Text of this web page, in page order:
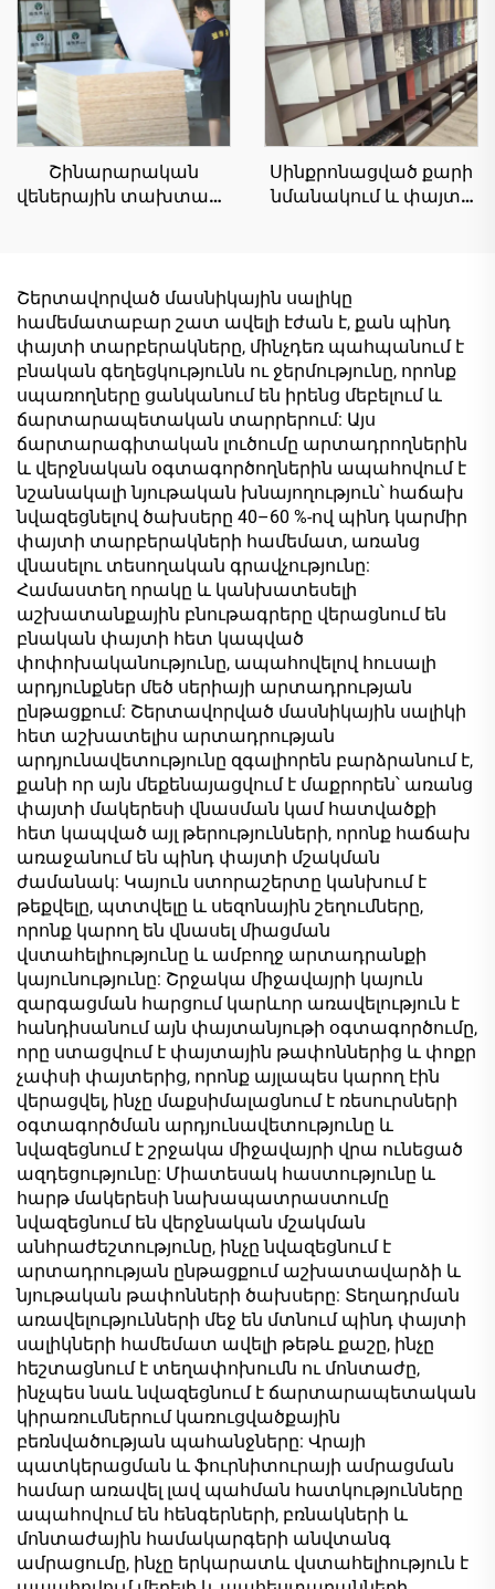
Շինարարական
վեներային տախտակի
սերդերային
մելամինային վեներ
սանդղաձև
մետաղական
կառուցվածքի համար
Սինքրոնացված քարի
նմանակում և փայտի
cauc վերջին մոդելի
թվային տպագրված
զարդանախշային
սալիկներ | Նույն գույնի
եզրաշերտեր |
Ներկման առանց լաքս
մեբելի սալիկների
հավաքածու
Շերտավորված մասնիկային սալիկը
համեմատաբար շատ ավելի էժան է, քան պինդ
փայտի տարբերակները, մինչդեռ պահպանում է
բնական գեղեցկությունն ու ջերմությունը, որոնք
սպառողները ցանկանում են իրենց մեբելում և
ճարտարապետական տարրերում: Այս
ճարտարագիտական լուծումը արտադրողներին
և վերջնական օգտագործողներին ապահովում է
նշանակալի նյութական խնայողություն՝ հաճախ
նվազեցնելով ծախսերը 40–60 %-ով պինդ կարմիր
փայտի տարբերակների համեմատ, առանց
վնասելու տեսողական գրավչությունը:
Համաստեղ որակը և կանխատեսելի
աշխատանքային բնութագրերը վերացնում են
բնական փայտի հետ կապված
փոփոխականությունը, ապահովելով հուսալի
արդյունքներ մեծ սերիայի արտադրության
ընթացքում: Շերտավորված մասնիկային սալիկի
հետ աշխատելիս արտադրության
արդյունավետությունը զգալիորեն բարձրանում է,
քանի որ այն մեքենայացվում է մաքրորեն՝ առանց
փայտի մակերեսի վնասման կամ հատվածքի
հետ կապված այլ թերությունների, որոնք հաճախ
առաջանում են պինդ փայտի մշակման
ժամանակ: Կայուն ստորաշերտը կանխում է
թեքվելը, պտտվելը և սեզոնային շեղումները,
որոնք կարող են վնասել միացման
վստահելիությունը և ամբողջ արտադրանքի
կայունությունը: Շրջակա միջավայրի կայուն
զարգացման հարցում կարևոր առավելություն է
հանդիսանում այն փայտանյութի օգտագործումը,
որը ստացվում է փայտային թափոններից և փոքր
չափսի փայտերից, որոնք այլապես կարող էին
վերացվել, ինչը մաքսիմալացնում է ռեսուրսների
օգտագործման արդյունավետությունը և
նվազեցնում է շրջակա միջավայրի վրա ունեցած
ազդեցությունը: Միատեսակ հաստությունը և
հարթ մակերեսի նախապատրաստումը
նվազեցնում են վերջնական մշակման
անհրաժեշտությունը, ինչը նվազեցնում է
արտադրության ընթացքում աշխատավարձի և
նյութական թափոնների ծախսերը: Տեղադրման
առավելությունների մեջ են մտնում պինդ փայտի
սալիկների համեմատ ավելի թեթև քաշը, ինչը
հեշտացնում է տեղափոխումն ու մոնտաժը,
ինչպես նաև նվազեցնում է ճարտարապետական
կիրառումներում կառուցվածքային
բեռնվածության պահանջները: Վրայի
պատկերացման և ֆուրնիտուրայի ամրացման
համար առավել լավ պահման հատկությունները
ապահովում են հենգերների, բռնակների և
մոնտաժային համակարգերի անվտանգ
ամրացումը, ինչը երկարատև վստահելիություն է